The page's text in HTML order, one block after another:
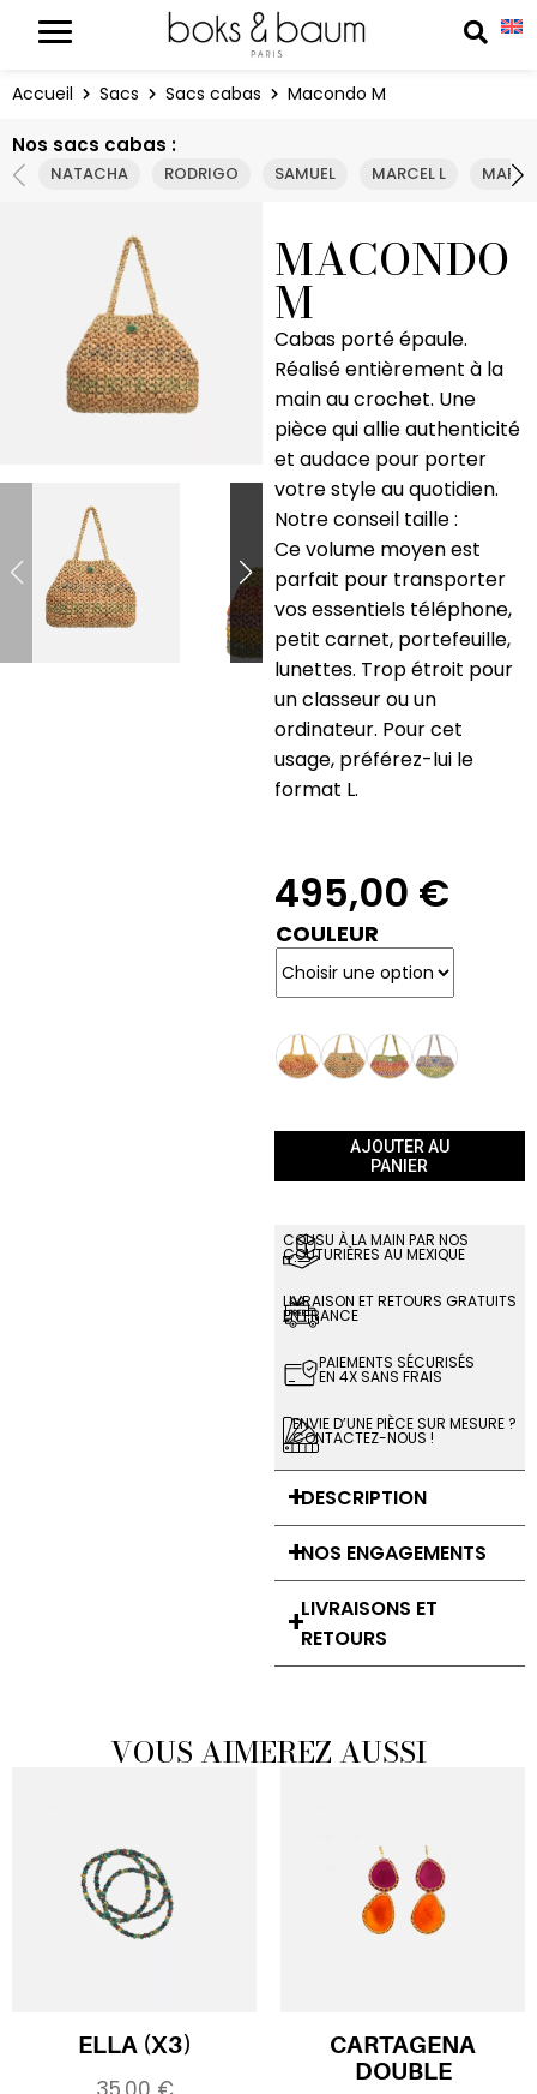
Accueil Sacs Sacs cabas Macondo M
Nos sacs cabas :
NATACHA RODRIGO SAMUEL MARCEL L
MACONDO
M
Cabas porté épaule.
Réalisé entièrement à la
main au crochet. Une
pièce qui allie authenticité
et audace pour porter
votre style au quotidien.
Notre conseil taille :
Ce volume moyen est
parfait pour transporter
vos essentiels téléphone,
petit carnet, portefeuille,
lunettes. Trop étroit pour
un classeur ou un
ordinateur. Pour cet
usage, préférez-lui le
format L.
495,00 €
COULEUR
AJOUTER AU
PANIER
COUSU À LA MAIN PAR NOS
COUTURIÈRES AU MEXIQUE
LIVRAISON ET RETOURS GRATUITS
EN FRANCE
PAIEMENTS SÉCURISÉS
EN 4X SANS FRAIS
ENVIE D’UNE PIÈCE SUR MESURE ?
CONTACTEZ-NOUS !
DESCRIPTION
NOS ENGAGEMENTS
LIVRAISONS ET
RETOURS
VOUS AIMEREZ AUSSI
ELLA (X3)
CARTAGENA
DOUBLE
Panneau de gestion des cookies